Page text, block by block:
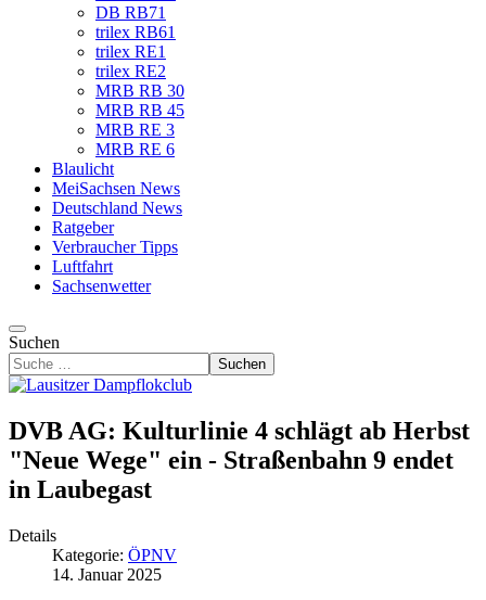
DB RB71
trilex RB61
trilex RE1
trilex RE2
MRB RB 30
MRB RB 45
MRB RE 3
MRB RE 6
Blaulicht
MeiSachsen News
Deutschland News
Ratgeber
Verbraucher Tipps
Luftfahrt
Sachsenwetter
Suchen
Suchen
DVB AG: Kulturlinie 4 schlägt ab Herbst
"Neue Wege" ein - Straßenbahn 9 endet
in Laubegast
Details
Kategorie: ÖPNV
14. Januar 2025